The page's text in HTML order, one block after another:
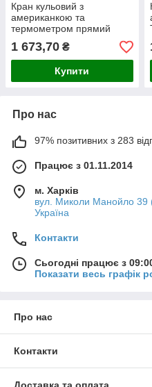
Кран кульовий з
американкою та
термометром прямий
TIEMME 1' ВЗ синя ручка
1 673,70 ₴
Купити
Про нас
97% позитивних з 283
Працює з 01.11.2014
м. Харків
вул. Миколи Манойло 39
Україна
Контакти
Сьогодні працює з
Показати весь графік
Про нас
Контакти